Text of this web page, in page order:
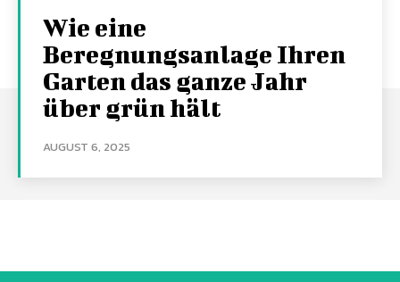
Wie eine
Beregnungsanlage Ihren
Garten das ganze Jahr
über grün hält
AUGUST 6, 2025